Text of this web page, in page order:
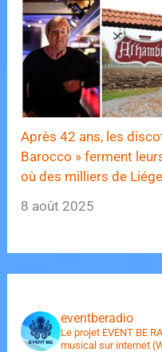
Après 42 ans, les
Barocco » ferment
où des milliers de
8 août 2025
eventberadio
Le projet EVENT BE
musical sur internet